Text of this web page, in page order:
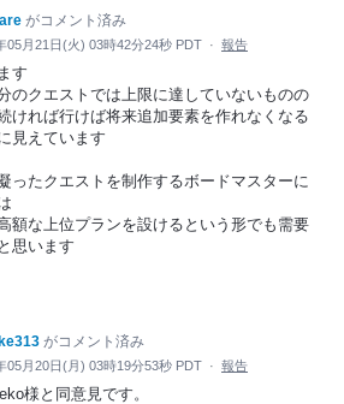
がコメント済み
05月21日(火) 03時42分24秒 PDT · 報告
す
のクエストでは上限に達していないものの
ければ行けば将来追加要素を作れなくなる
見えています
ったクエストを制作するボードマスターに
額な上位プランを設けるという形でも需要
思います
がコメント済み
05月20日(月) 03時19分53秒 PDT · 報告
様と同意見です。